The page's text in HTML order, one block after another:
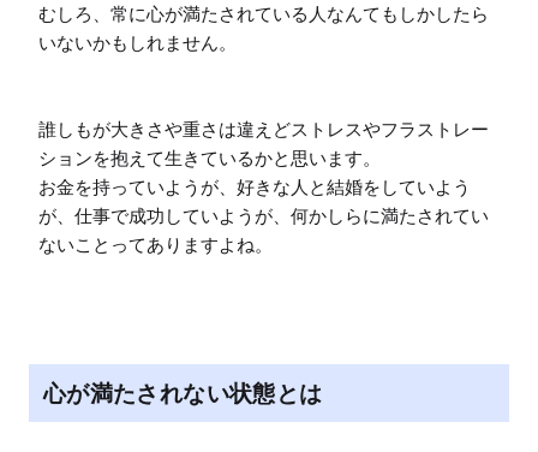
むしろ、常に心が満たされている人なんてもしかしたら
いないかもしれません。
誰しもが大きさや重さは違えどストレスやフラストレー
ションを抱えて生きているかと思います。
お金を持っていようが、好きな人と結婚をしていよう
が、仕事で成功していようが、何かしらに満たされてい
ないことってありますよね。
心が満たされない状態とは